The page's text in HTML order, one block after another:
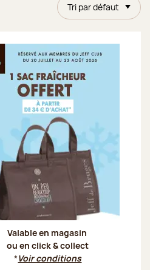
Tri par défaut
Valable en magasin
ou en click & collect
*Voir conditions